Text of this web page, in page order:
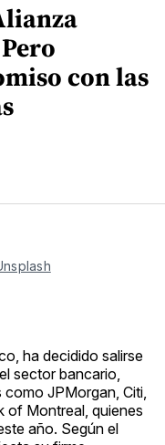
con las
ha decidido salirse
sector bancario,
JPMorgan, Citi,
of Montreal, quienes
año. Según el